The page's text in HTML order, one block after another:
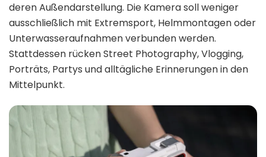
deren Außendarstellung. Die Kamera soll weniger
ausschließlich mit Extremsport, Helmmontagen oder
Unterwasseraufnahmen verbunden werden.
Stattdessen rücken Street Photography, Vlogging,
Porträts, Partys und alltägliche Erinnerungen in den
Mittelpunkt.